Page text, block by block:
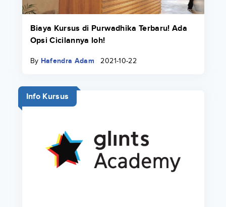
Biaya Kursus di Purwadhika Terbaru! Ada
Opsi Cicilannya loh!
By Hafendra Adam 2021-10-22
Info Kursus